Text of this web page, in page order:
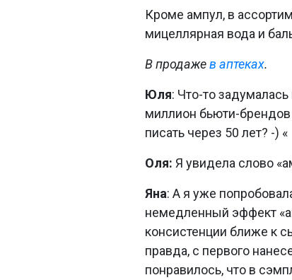
Кроме ампул, в
мицеллярная вода и
В продажев аптеках.
Юля: Что-то
миллион бьюти-
писать через 50 лет? -) «
Оля: Я увидела слово
Яна: А я уже
немедленный эффект
консистенции ближе к
правда, с первого
понравилось, что в